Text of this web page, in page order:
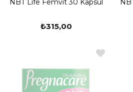
NBT Life Femvit 30 Kapsül
₺315,00